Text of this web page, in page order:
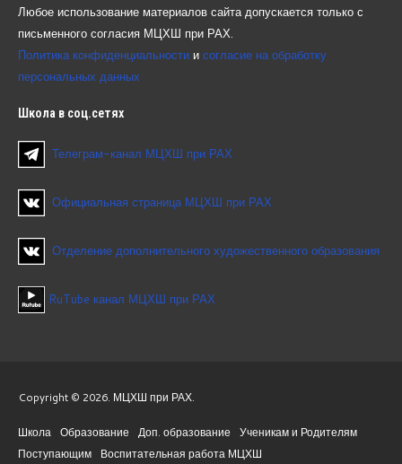
Любое использование материалов сайта допускается только с
письменного согласия МЦХШ при РАХ.
Политика конфиденциальности и согласие на обработку
персональных данных
Школа в соц.сетях
Телеграм-канал МЦХШ при РАХ
Официальная страница МЦХШ при РАХ
Отделение дополнительного художественного образования
RuTube канал МЦХШ при РАХ
Copyright © 2026. МЦХШ при РАХ.
Школа Образование Доп. образование
Ученикам и Родителям
Поступающим
Воспитательная работа МЦХШ